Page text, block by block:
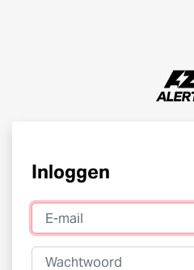
Inloggen
E-mail
Wachtwoord